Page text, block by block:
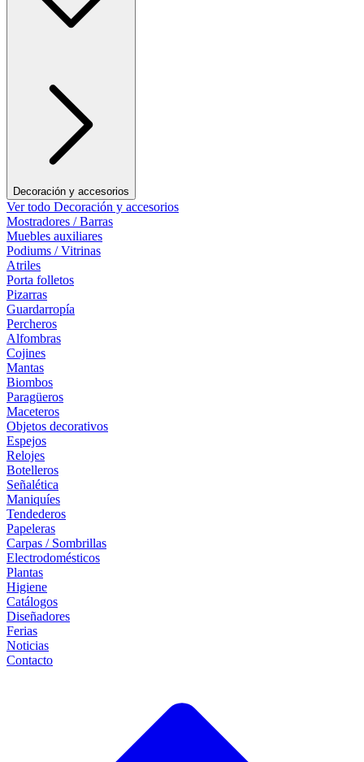
Decoración y accesorios
Ver todo Decoración y accesorios
Mostradores / Barras
Muebles auxiliares
Podiums / Vitrinas
Atriles
Porta folletos
Pizarras
Guardarropía
Percheros
Alfombras
Cojines
Mantas
Biombos
Paragüeros
Maceteros
Objetos decorativos
Espejos
Relojes
Botelleros
Señalética
Maniquíes
Tendederos
Papeleras
Carpas / Sombrillas
Electrodomésticos
Plantas
Higiene
Catálogos
Diseñadores
Ferias
Noticias
Contacto